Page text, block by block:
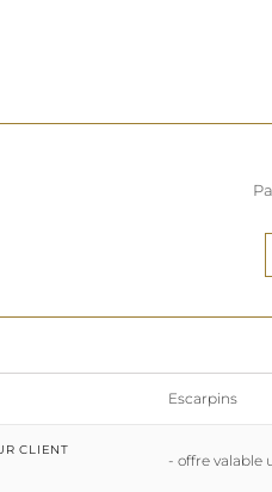
de la mode, Pleaser
Escarpins
CLIENT
- offre valable